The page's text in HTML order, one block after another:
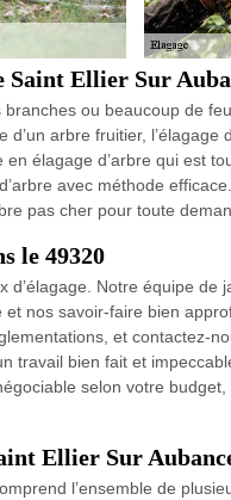
Saint Ellier Sur
ou beaucoup de
arbre fruitier, l’élagage
élagage d’arbre qui est
avec méthode
pas cher pour toute
le 49320
d’élagage. Notre équipe
nos savoir-faire bien
et contactez-
travail bien fait et
selon votre
Ellier Sur
l’ensemble de